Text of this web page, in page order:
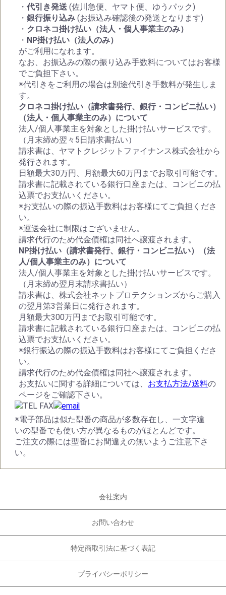
・代引き発送 (佐川急便、ヤマト便、ゆうパック)
・銀行振り込み (お振込み確認後の発送となります)
・ クロネコ掛け払い（法人・個人事業主のみ）
・ NP掛け払い（法人のみ）
がご利用になれます。
なお、お振込みの際の振り込み手数料についてはお客様
でご負担下さい。
※代引きをご利用の場合は別途代引き手数料が発生しま
す。
クロネコ掛け払い（請求書発行、銀行・コンビニ払い）
（法人・個人事業主のみ）について
法人/個人事業主を対象とした掛け払いサービスです。
（月末締め翌々5日請求書払い）
請求書は、ヤマトクレジットファイナンス株式会社から
発行されます。
日額最大30万円、月額最大60万円までお取引可能です。
請求書に記載されている銀行口座または、コンビニの払
込票でお支払いください。
※お支払いの際の振込手数料はお客様にてご負担くださ
い。
※運送会社に制限はございません。
請求代行のため代金債権は同社へ譲渡されます。
NP掛け払い（請求書発行、銀行・コンビニ払い）（法
人/個人事業主のみ）について
法人/個人事業主を対象とした掛け払いサービスです。
（月末締め翌月末請求書払い）
請求書は、株式会社ネットプロテクションズからご購入
の翌月第3営業日に発行されます。
月額最大300万円までお取引可能です。
請求書に記載されている銀行口座または、コンビニの払
込票でお支払いください。
※銀行振込の際の振込手数料はお客様にてご負担くださ
い。
請求代行のため代金債権は同社へ譲渡されます。
お支払いに関する詳細については、 お支払方法/送料の
ページをご確認下さい。
※電子部品は似た型番の商品が多数存在し、一文字違
いの型番でも使い方が異なるものがほとんどです。
ご注文の際には型番にお間違えの無いようご注意下さ
い。
会社案内
お問い合わせ
特定商取引法に基づく表記
プライバシーポリシー